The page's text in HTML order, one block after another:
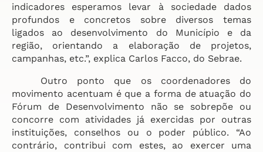
indicadores esperamos levar à sociedade dados
profundos e concretos sobre diversos temas
ligados ao desenvolvimento do Município e da
região, orientando a elaboração de projetos,
campanhas, etc.”, explica Carlos Facco, do Sebrae.
Outro ponto que os coordenadores do
movimento acentuam é que a forma de atuação do
Fórum de Desenvolvimento não se sobrepõe ou
concorre com atividades já exercidas por outras
instituições, conselhos ou o poder público. “Ao
contrário, contribui com estes, ao exercer uma